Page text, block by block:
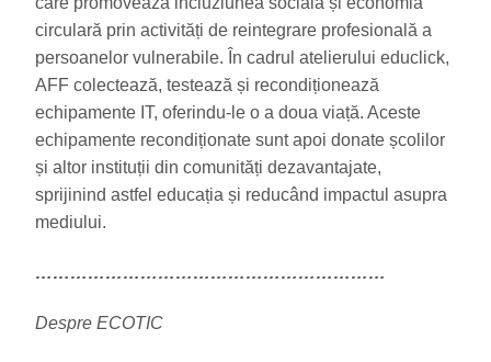
circulară prin activități de reintegrare profesională a
persoanelor vulnerabile. În cadrul atelierului educlick,
AFF colectează, testează și recondiționează
echipamente IT, oferindu-le o a doua viață. Aceste
echipamente recondiționate sunt apoi donate școlilor
și altor instituții din comunități dezavantajate,
sprijinind astfel educația și reducând impactul asupra
mediului.
……………………………………………………
Despre ECOTIC